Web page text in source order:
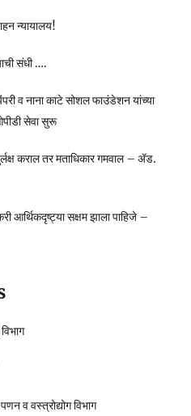
न्यायालय!
संधी ….
व नाना काटे सोशल फाउंडेशन यांच्या
सेवा सुरू
कराल तर मताधिकार गमवाल – ॲड.
आर्थिकदृष्ट्या सक्षम झाला पाहिजे –
व वस्‍त्रोद्योग विभाग